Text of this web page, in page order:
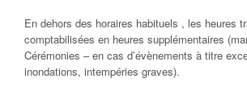
En dehors des horaires habituels , les heures
comptabilisées en heures supplémentaires
Cérémonies – en cas d’évènements à titre
inondations, intempéries graves).